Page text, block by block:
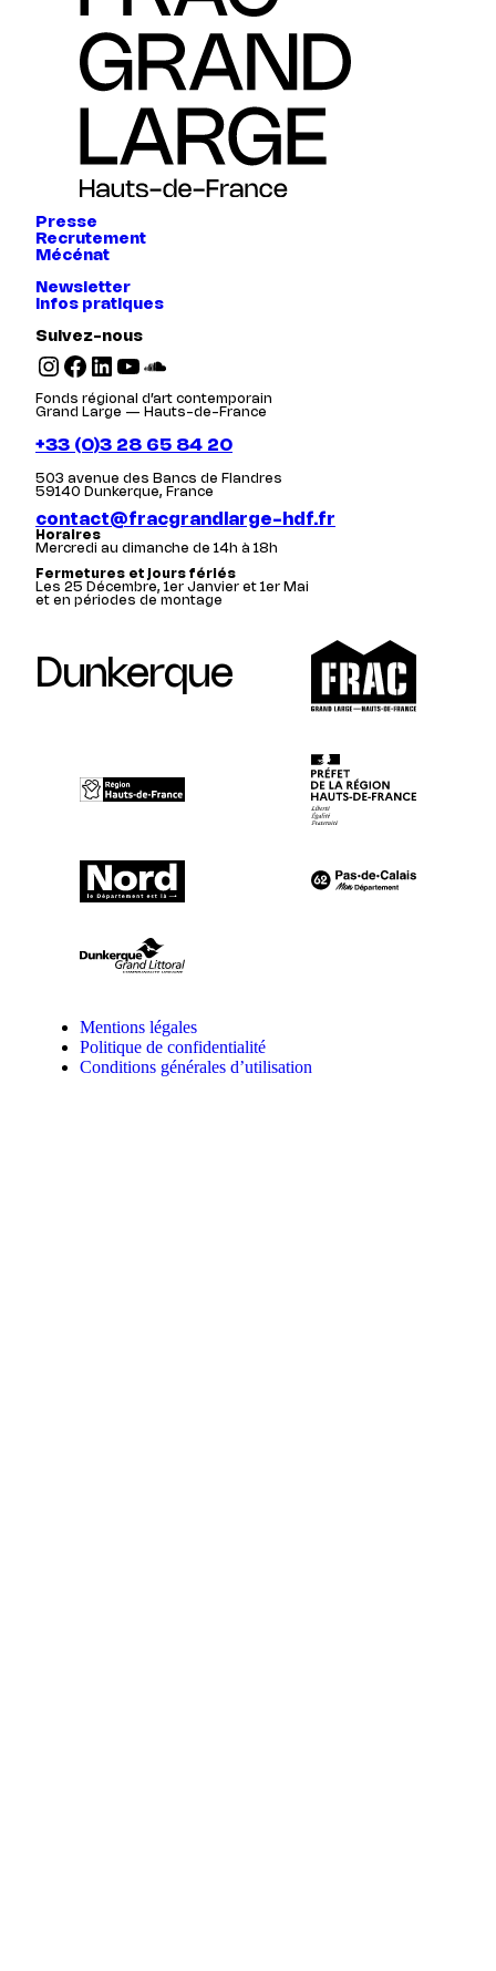
Presse
Recrutement
Mécénat
Newsletter
Infos pratiques
Suivez-nous
Instagram Facebook LinkedIn YouTube SoundCloud
Fonds régional d’art contemporain
Grand Large — Hauts-de-France
+33 (0)3 28 65 84 20
503 avenue des Bancs de Flandres
59140 Dunkerque, France
contact@fracgrandlarge-hdf.fr
Horaires
Mercredi au dimanche de 14h à 18h
Fermetures et jours fériés
Les 25 Décembre, 1er Janvier et 1er Mai
et en périodes de montage
Dunkerque
Mentions légales
Politique de confidentialité
Conditions générales d’utilisation